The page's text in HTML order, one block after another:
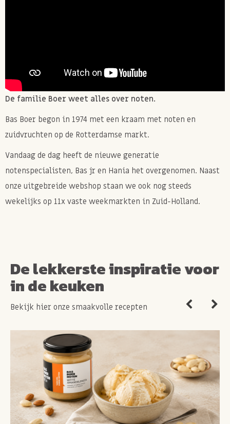
De familie Boer weet alles over noten.
Bas Boer begon in 1974 met een kraam met noten en
zuidvruchten op de Rotterdamse markt.
Vandaag de dag heeft de nieuwe generatie
notenspecialisten, Bas jr en Hania het overgenomen. Naast
onze uitgebreide webshop staan we ook nog steeds
wekelijks op 11x vaste weekmarkten in Zuid-Holland.
De lekkerste inspiratie voor
in de keuken
Bekijk hier onze smaakvolle recepten